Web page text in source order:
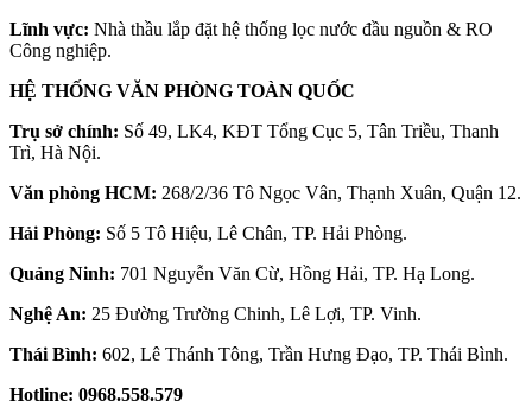
Lĩnh vực: Nhà thầu lắp đặt hệ thống lọc nước đầu nguồn & RO
Công nghiệp.
HỆ THỐNG VĂN PHÒNG TOÀN QUỐC
Trụ sở chính: Số 49, LK4, KĐT Tổng Cục 5, Tân Triều, Thanh
Trì, Hà Nội.
Văn phòng HCM: 268/2/36 Tô Ngọc Vân, Thạnh Xuân, Quận 12.
Hải Phòng: Số 5 Tô Hiệu, Lê Chân, TP. Hải Phòng.
Quảng Ninh: 701 Nguyễn Văn Cừ, Hồng Hải, TP. Hạ Long.
Nghệ An: 25 Đường Trường Chinh, Lê Lợi, TP. Vinh.
Thái Bình: 602, Lê Thánh Tông, Trần Hưng Đạo, TP. Thái Bình.
Hotline: 0968.558.579